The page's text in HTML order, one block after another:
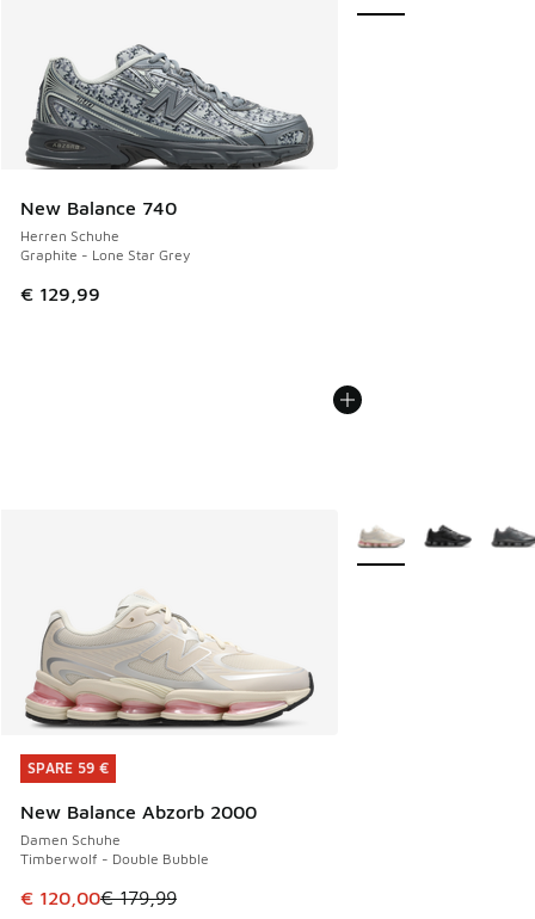
New Balance 740
Herren Schuhe
Graphite - Lone Star Grey
€ 129,99
SPARE 59 €
New Balance Abzorb 2000
Damen Schuhe
Timberwolf - Double Bubble
Dieser Artikel ist im Sale. Der Preis ist von € 179,99 auf €
€ 120,00€ 179,99
SPARE 59 €
Weitere Farben